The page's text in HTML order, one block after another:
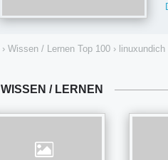
› Wissen / Lernen Top 100 › linuxundich
WISSEN / LERNEN